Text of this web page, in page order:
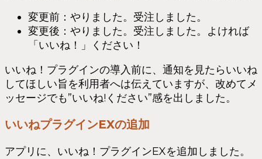
変更前：やりました。受注しました。
変更後：やりました。受注しました。よければ
「いいね！」ください！
いいね！プラグインの導入前に、通知を見たらいいね
してほしい旨を利用者へは伝えていますが、改めてメ
ッセージでも”いいね!ください”感を出しました。
いいねプラグインEXの追加
アプリに、いいね！プラグインEXを追加しました。